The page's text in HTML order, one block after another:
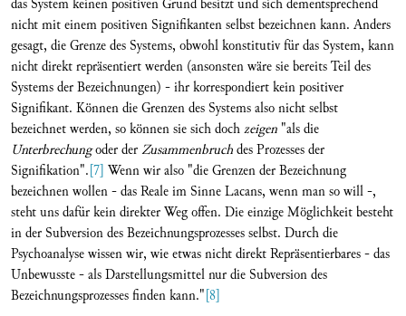
nicht mit einem positiven Signifikanten selbst bezeichnen kann. Anders
gesagt, die Grenze des Systems, obwohl konstitutiv für das System, kann
nicht direkt repräsentiert werden (ansonsten wäre sie bereits Teil des
Systems der Bezeichnungen) - ihr korrespondiert kein positiver
Signifikant. Können die Grenzen des Systems also nicht selbst
bezeichnet werden, so können sie sich dochzeigen "als die
Unterbrechungoder derZusammenbruchdes Prozesses der
Signifikation".[7] Wenn wir also "die Grenzen der Bezeichnung
bezeichnen wollen - das Reale im Sinne Lacans, wenn man so will -,
steht uns dafür kein direkter Weg offen. Die einzige Möglichkeit besteht
in der Subversion des Bezeichnungsprozesses selbst. Durch die
Psychoanalyse wissen wir, wie etwas nicht direkt Repräsentierbares - das
Unbewusste - als Darstellungsmittel nur die Subversion des
Bezeichnungsprozesses finden kann."[8]